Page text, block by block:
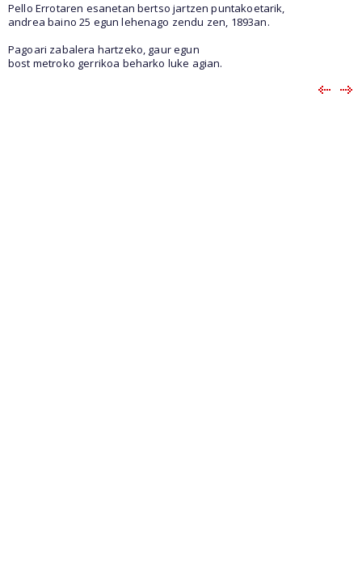
Pello Errotaren esanetan bertso jartzen puntakoetarik,
andrea baino 25 egun lehenago zendu zen, 1893an.
Pagoari zabalera hartzeko, gaur egun
bost metroko gerrikoa beharko luke agian.